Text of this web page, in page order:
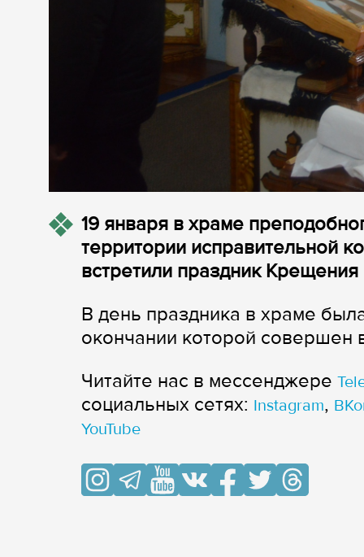
19 января в храме
территории исправительной
встретили праздник Крещения
В день праздника в храме
окончании которой
Читайте нас в мессенджере
cоциальных сетях: Instagram,
YouTube